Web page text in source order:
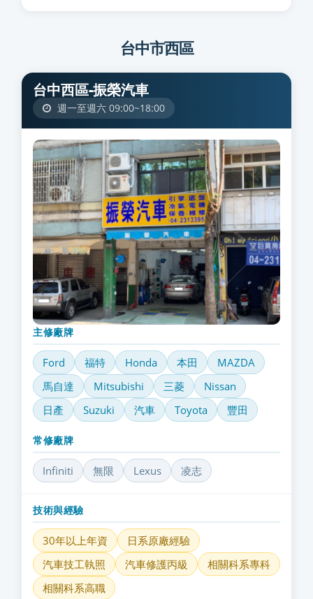
台中市西區
台中西區-振榮汽車
週一至週六 09:00~18:00
主修廠牌
Ford 福特 Honda 本田
MAZDA
馬自達
Mitsubishi 三菱
Nissan
日產
Suzuki 汽車 Toyota 豐田
常修廠牌
Infiniti 無限 Lexus 凌志
技術與經驗
30年以上年資
日系原廠經驗
汽車技工執照
汽車修護丙級
相關科系專科
相關科系高職